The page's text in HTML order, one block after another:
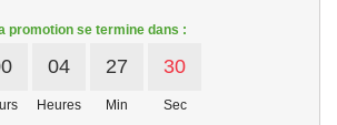
promotion se termine dans :
04
Heures
27
Min
30
Sec